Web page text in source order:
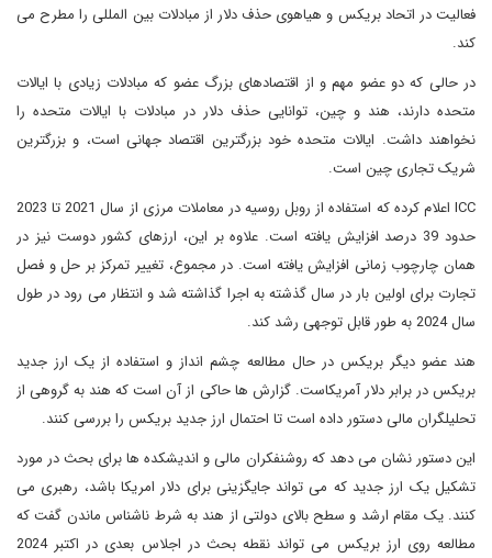
فعالیت در اتحاد بریکس و هیاهوی حذف دلار از مبادلات بین المللی را مطرح می
کند.
در حالی که دو عضو مهم و از اقتصادهای بزرگ عضو که مبادلات زیادی با ایالات
متحده دارند، هند و چین، توانایی حذف دلار در مبادلات با ایالات متحده را
نخواهند داشت. ایالات متحده خود بزرگترین اقتصاد جهانی است، و بزرگترین
شریک تجاری چین است.
ICC اعلام کرده که استفاده از روبل روسیه در معاملات مرزی از سال 2021 تا 2023
حدود 39 درصد افزایش یافته است. علاوه بر این، ارزهای کشور دوست نیز در
همان چارچوب زمانی افزایش یافته است. در مجموع، تغییر تمرکز بر حل و فصل
تجارت برای اولین بار در سال گذشته به اجرا گذاشته شد و انتظار می رود در طول
سال 2024 به طور قابل توجهی رشد کند.
هند عضو دیگر بریکس در حال مطالعه چشم انداز و استفاده از یک ارز جدید
بریکس در برابر دلار آمریکاست. گزارش ها حاکی از آن است که هند به گروهی از
تحلیلگران مالی دستور داده است تا احتمال ارز جدید بریکس را بررسی کنند.
این دستور نشان می دهد که روشنفکران مالی و اندیشکده ها برای بحث در مورد
تشکیل یک ارز جدید که می تواند جایگزینی برای دلار امریکا باشد، رهبری می
کنند. یک مقام ارشد و سطح بالای دولتی از هند به شرط ناشناس ماندن گفت که
مطالعه روی ارز بریکس می تواند نقطه بحث در اجلاس بعدی در اکتبر 2024